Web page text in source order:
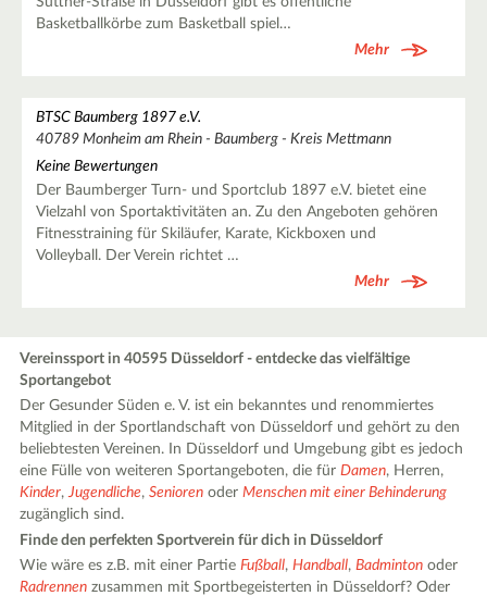
Basketballkörbe zum Basketball spiel…
Mehr
BTSC Baumberg 1897 e.V.
40789 Monheim am Rhein - Baumberg - Kreis Mettmann
Keine Bewertungen
Der Baumberger Turn- und Sportclub 1897 e.V. bietet eine
Vielzahl von Sportaktivitäten an. Zu den Angeboten gehören
Fitnesstraining für Skiläufer, Karate, Kickboxen und
Volleyball. Der Verein richtet …
Mehr
Vereinssport in 40595 Düsseldorf - entdecke das vielfältige
Sportangebot
Der Gesunder Süden e. V. ist ein bekanntes und renommiertes
Mitglied in der Sportlandschaft von Düsseldorf und gehört zu den
beliebtesten Vereinen. In Düsseldorf und Umgebung gibt es jedoch
eine Fülle von weiteren Sportangeboten, die fürDamen, Herren,
Kinder,Jugendliche,Senioren oderMenschen mit einer Behinderung
zugänglich sind.
Finde den perfekten Sportverein für dich in Düsseldorf
Wie wäre es z.B. mit einer PartieFußball,Handball,Badminton oder
Radrennen zusammen mit Sportbegeisterten in Düsseldorf? Oder